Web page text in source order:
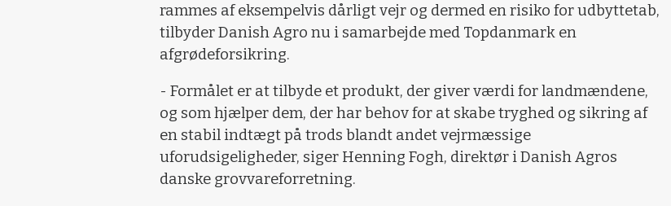
rammes af eksempelvis dårligt vejr og dermed en risiko for udbyttetab,
tilbyder Danish Agro nu i samarbejde med Topdanmark en
afgrødeforsikring.
- Formålet er at tilbyde et produkt, der giver værdi for landmændene,
og som hjælper dem, der har behov for at skabe tryghed og sikring af
en stabil indtægt på trods blandt andet vejrmæssige
uforudsigeligheder, siger Henning Fogh, direktør i Danish Agros
danske grovvareforretning.